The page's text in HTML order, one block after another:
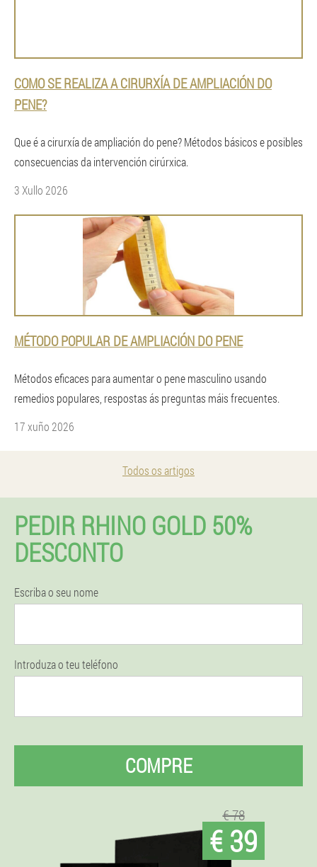
COMO SE REALIZA A CIRURXÍA DE AMPLIACIÓN DO
PENE?
Que é a cirurxía de ampliación do pene? Métodos básicos e posibles
consecuencias da intervención cirúrxica.
3 Xullo 2026
MÉTODO POPULAR DE AMPLIACIÓN DO PENE
Métodos eficaces para aumentar o pene masculino usando
remedios populares, respostas ás preguntas máis frecuentes.
17 xuño 2026
Todos os artigos
PEDIR RHINO GOLD 50%
DESCONTO
Escriba o seu nome
Introduza o teu teléfono
COMPRE
€ 78
€ 39